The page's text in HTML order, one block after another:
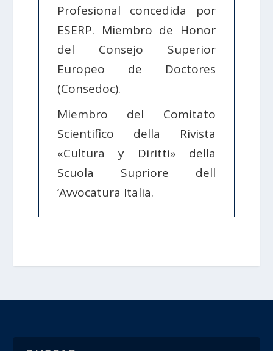
Profesional concedida por
ESERP. Miembro de Honor
del Consejo Superior
Europeo de Doctores
(Consedoc).
Miembro del Comitato
Scientifico della Rivista
«Cultura y Diritti» della
Scuola Supriore dell
‘Avvocatura Italia.